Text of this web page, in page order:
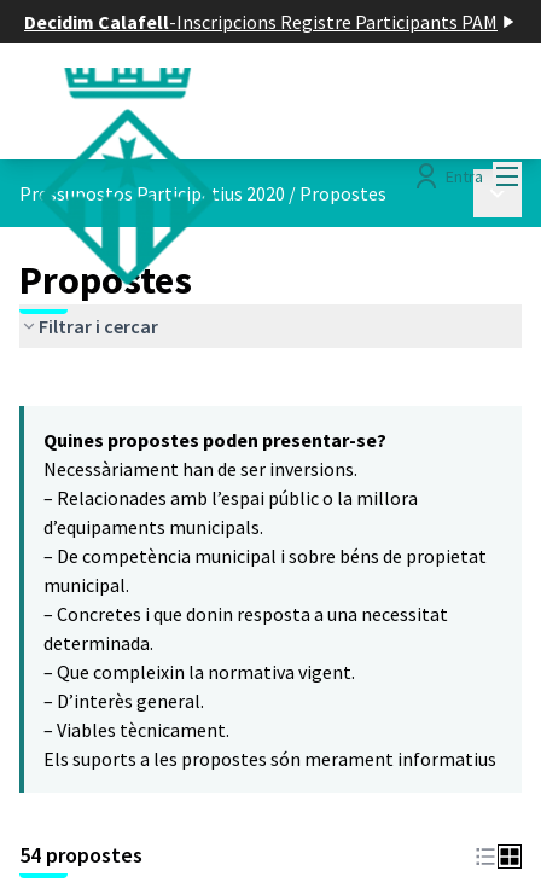
Decidim Calafell-Inscripcions Registre Participants PAM
Entra
Pressupostos Participatius 2020 / Propostes
Propostes
Filtrar i cercar
−
Quines propostes poden presentar-se?
Necessàriament han de ser inversions.
– Relacionades amb l’espai públic o la millora
d’equipaments municipals.
– De competència municipal i sobre béns de propietat
municipal.
– Concretes i que donin resposta a una necessitat
determinada.
– Que compleixin la normativa vigent.
– D’interès general.
– Viables tècnicament.
Els suports a les propostes són merament informatius
54 propostes